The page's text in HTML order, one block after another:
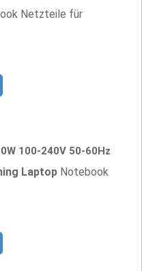
Netzteile für
100-240V 50-60Hz
Laptop Notebook